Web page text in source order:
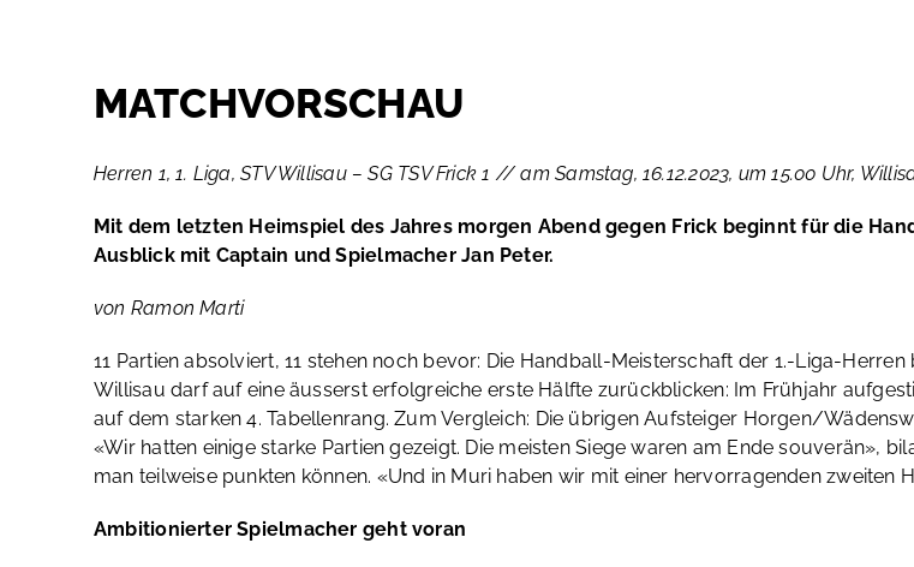
MATCHVORSCHAU
Herren 1, 1. Liga, STV Willisau – SG TSV Frick 1 // am Samstag, 16.12.2023, um 15.00 Uhr,
Mit dem letzten Heimspiel des Jahres morgen Abend gegen Frick beginnt für die
Ausblick mit Captain und Spielmacher Jan Peter.
von Ramon Marti
11 Partien absolviert, 11 stehen noch bevor: Die Handball-Meisterschaft der 1.-Liga-
Willisau darf auf eine äusserst erfolgreiche erste Hälfte zurückblicken: Im Frühjahr
auf dem starken 4. Tabellenrang. Zum Vergleich: Die übrigen Aufsteiger Horgen/
«Wir hatten einige starke Partien gezeigt. Die meisten Siege waren am Ende souverän»,
man teilweise punkten können. «Und in Muri haben wir mit einer hervorragenden zweiten
Ambitionierter Spielmacher geht voran